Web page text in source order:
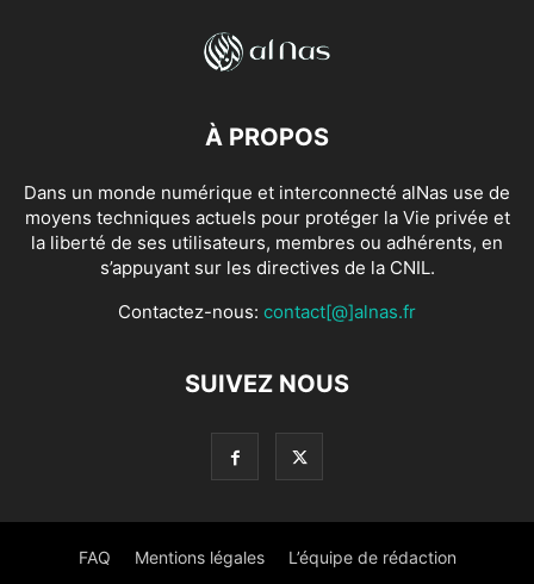
À PROPOS
Dans un monde numérique et interconnecté alNas use de
moyens techniques actuels pour protéger la Vie privée et
la liberté de ses utilisateurs, membres ou adhérents, en
s’appuyant sur les directives de la CNIL.
Contactez-nous: contact[@]alnas.fr
SUIVEZ NOUS
FAQ Mentions légales L’équipe de rédaction